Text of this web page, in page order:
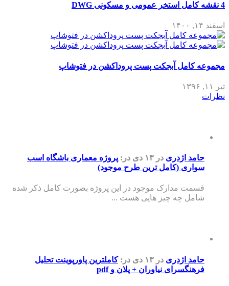
4 نقشه کامل استخر عمومی و مسکونی DWG
اسفند ۱۴, ۱۴۰۰
مجموعه کامل آبجکت پست پروداکشن در فتوشاپ
تیر ۱۱, ۱۳۹۶
نظرات
حامد اژدری در ۱۳ دی در: پروژه معماری باشگاه اسب
سواری (کامل ترین طرح موجود)
قسمت مدارک موجود در این پروژه بصورت کامل ذکر شده
شامل چه چیز هایی هست ...
حامد اژدری در ۱۳ دی در:کاملترین پاورپوینت تحلیل
فرهنگسرای نیاوران + پلان و pdf